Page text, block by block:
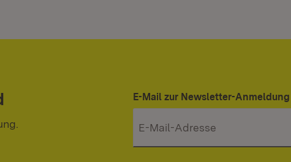
E-Mail zur Newsletter-Anmeldung